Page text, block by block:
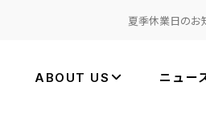
夏季休業日のお
ABOUT US ニュー